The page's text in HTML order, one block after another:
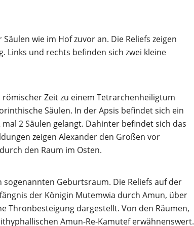
wie im Hof zuvor an. Die Reliefs zeigen
Links und rechts befinden sich zwei kleine
Zeit zu einem Tetrarchenheiligtum
Säulen. In der Apsis befindet sich ein
2 Säulen gelangt. Dahinter befindet sich das
zeigen Alexander den Großen vor
den Raum im Osten.
Geburtsraum. Die Reliefs auf der
der Königin Mutemwia durch Amun, über
Thronbesteigung dargestellt. Von den Räumen,
Amun-Re-Kamutef erwähnenswert.